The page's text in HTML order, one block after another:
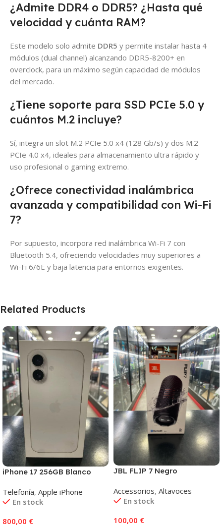
¿Admite DDR4 o DDR5? ¿Hasta qué
velocidad y cuánta RAM?
Este modelo solo admite DDR5 y permite instalar hasta 4
módulos (dual channel) alcanzando DDR5-8200+ en
overclock, para un máximo según capacidad de módulos
del mercado.
¿Tiene soporte para SSD PCIe 5.0 y
cuántos M.2 incluye?
Sí, integra un slot M.2 PCIe 5.0 x4 (128 Gb/s) y dos M.2
PCIe 4.0 x4, ideales para almacenamiento ultra rápido y
uso profesional o gaming extremo.
¿Ofrece conectividad inalámbrica
avanzada y compatibilidad con Wi-Fi
7?
Por supuesto, incorpora red inalámbrica Wi-Fi 7 con
Bluetooth 5.4, ofreciendo velocidades muy superiores a
Wi-Fi 6/6E y baja latencia para entornos exigentes.
Related Products
iPhone 17 256GB Blanco
Telefonía, Apple iPhone
En stock
800,00 €
JBL FLIP 7 Negro
Accessorios, Altavoces
En stock
100,00 €